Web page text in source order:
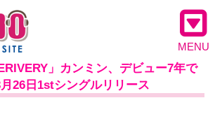
MENU
」カンミン、デビュー7年で
26日1stシングルリリース